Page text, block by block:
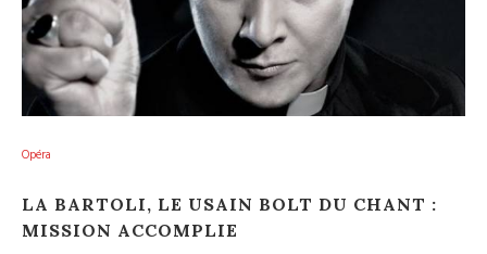
Opéra
LA BARTOLI, LE USAIN BOLT DU CHANT :
MISSION ACCOMPLIE